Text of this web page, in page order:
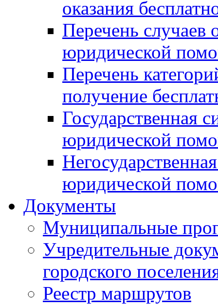
оказания
Перечень случаев
юридической
Перечень
получение
Государственная
юридической
юридической
Документы
Муниципальные
Учредительные
городского
Реестр маршрутов